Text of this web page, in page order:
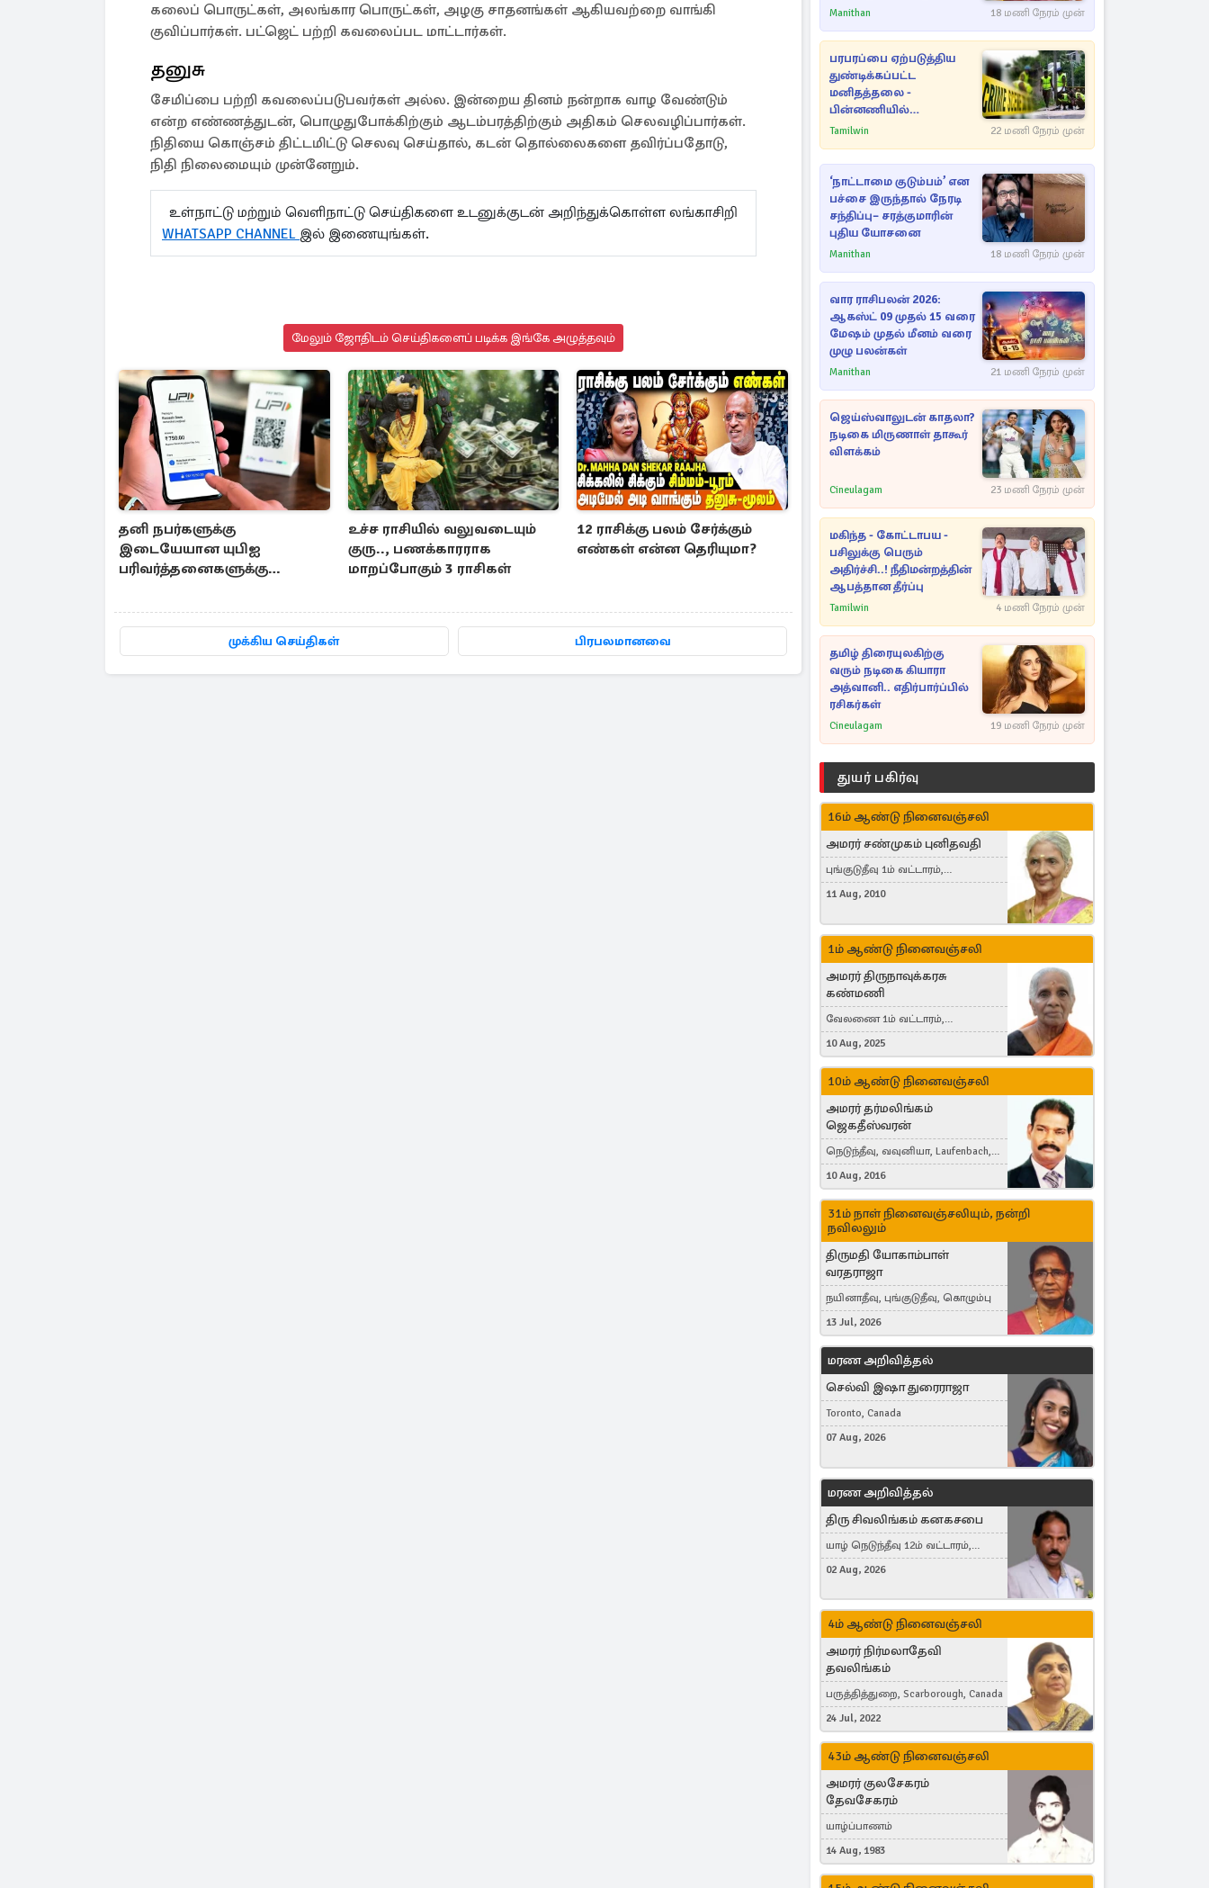
கலைப் பொருட்கள், அலங்கார பொருட்கள், அழகு சாதனங்கள் ஆகியவற்றை வாங்கி
குவிப்பார்கள். பட்ஜெட் பற்றி கவலைப்பட மாட்டார்கள்.
தனுசு
சேமிப்பை பற்றி கவலைப்படுபவர்கள் அல்ல. இன்றைய தினம் நன்றாக வாழ வேண்டும்
என்ற எண்ணத்துடன், பொழுதுபோக்கிற்கும் ஆடம்பரத்திற்கும் அதிகம் செலவழிப்பார்கள்.
நிதியை கொஞ்சம் திட்டமிட்டு செலவு செய்தால், கடன் தொல்லைகளை தவிர்ப்பதோடு,
நிதி நிலைமையும் முன்னேறும்.
உள்நாட்டு மற்றும் வெளிநாட்டு செய்திகளை உடனுக்குடன் அறிந்துக்கொள்ள லங்காசிறி
WHATSAPP CHANNEL இல் இணையுங்கள்.
மேலும் ஜோதிடம் செய்திகளைப் படிக்க இங்கே அழுத்தவும்
தனி நபர்களுக்கு
இடையேயான யுபிஐ
பரிவர்த்தனைகளுக்கு
உச்ச ராசியில் வலுவடையும்
குரு.., பணக்காரராக
மாறப்போகும் 3 ராசிகள்
12 ராசிக்கு பலம் சேர்க்கும்
எண்கள் என்ன தெரியுமா?
முக்கிய செய்திகள் பிரபலமானவை
Manithan 18 மணி நேரம் முன்
பரபரப்பை ஏற்படுத்திய
துண்டிக்கப்பட்ட
மனிதத்தலை -
பின்னணியில்
மறைந்துள்ள மர்மம்
Tamilwin 22 மணி நேரம் முன்
‘நாட்டாமை குடும்பம்’ என
பச்சை இருந்தால் நேரடி
சந்திப்பு– சரத்குமாரின்
புதிய யோசனை
Manithan 18 மணி நேரம் முன்
வார ராசிபலன் 2026:
ஆகஸ்ட் 09 முதல் 15 வரை
மேஷம் முதல் மீனம் வரை
முழு பலன்கள்
Manithan 21 மணி நேரம் முன்
ஜெய்ஸ்வாலுடன் காதலா?
நடிகை மிருணாள் தாகூர்
விளக்கம்
Cineulagam 23 மணி நேரம் முன்
மகிந்த - கோட்டாபய -
பசிலுக்கு பெரும்
அதிர்ச்சி..! நீதிமன்றத்தின்
ஆபத்தான தீர்ப்பு
Tamilwin 4 மணி நேரம் முன்
தமிழ் திரையுலகிற்கு
வரும் நடிகை கியாரா
அத்வானி.. எதிர்பார்ப்பில்
ரசிகர்கள்
Cineulagam 19 மணி நேரம் முன்
துயர் பகிர்வு
16ம் ஆண்டு நினைவஞ்சலி
அமரர் சண்முகம் புனிதவதி
புங்குடுதீவு 1ம் வட்டாரம்,
வெள்ளவத்தை
11 Aug, 2010
1ம் ஆண்டு நினைவஞ்சலி
அமரர் திருநாவுக்கரசு
கண்மணி
வேலணை 1ம் வட்டாரம்,
மண்கும்பான் மேற்கு, Liestal,
Switzerland
10 Aug, 2025
10ம் ஆண்டு நினைவஞ்சலி
அமரர் தர்மலிங்கம்
ஜெகதீஸ்வரன்
நெடுந்தீவு, வவுனியா, Laufenbach,
Switzerland
10 Aug, 2016
31ம் நாள் நினைவஞ்சலியும், நன்றி
நவிலலும்
திருமதி யோகாம்பாள்
வரதராஜா
நயினாதீவு, புங்குடுதீவு, கொழும்பு
13 Jul, 2026
மரண அறிவித்தல்
செல்வி இஷா துரைராஜா
Toronto, Canada
07 Aug, 2026
மரண அறிவித்தல்
திரு சிவலிங்கம் கனகசபை
யாழ் நெடுந்தீவு 12ம் வட்டாரம்,
Jaffna, நயினாதீவு, London, United
02 Aug, 2026
4ம் ஆண்டு நினைவஞ்சலி
அமரர் நிர்மலாதேவி
தவலிங்கம்
பருத்தித்துறை, Scarborough, Canada
24 Jul, 2022
43ம் ஆண்டு நினைவஞ்சலி
அமரர் குலசேகரம்
தேவசேகரம்
யாழ்ப்பாணம்
14 Aug, 1983